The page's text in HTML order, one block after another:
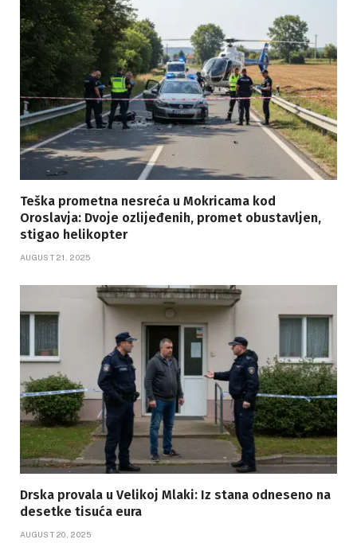
Teška prometna nesreća u Mokricama kod
Oroslavja: Dvoje ozlijeđenih, promet obustavljen,
stigao helikopter
AUGUST 21, 2025
Drska provala u Velikoj Mlaki: Iz stana odneseno na
desetke tisuća eura
AUGUST 20, 2025